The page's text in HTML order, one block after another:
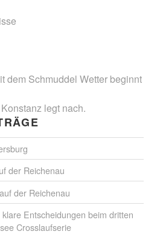
dem Schmuddel Wetter beginnt
legt nach.
der Reichenau
der Reichenau
Entscheidungen beim dritten
Crosslaufserie